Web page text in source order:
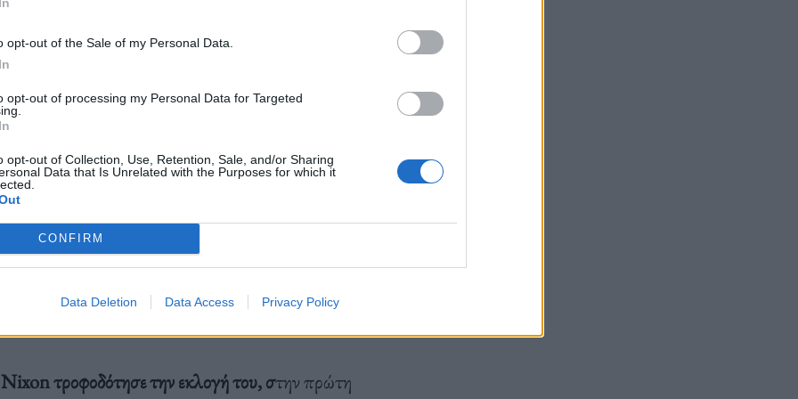
opt-out of the Sale of my Personal Data.
opt-out of processing my Personal Data for Targeted
opt-out of Collection, Use, Retention, Sale, and/or Sharing
Data that Is Unrelated with the Purposes for which it
CONFIRM
Data Deletion Data Access Privacy Policy
αρχών της δεκαετίας του 1970οι Ηνωμένες
συνείδησης. Εν μέρει γαλβανισμένη από
τ
και από τη
χρονιά,το κοινό απαιτούσε αυξημένη
του.
τροφοδότησε την εκλογή του, στην πρώτη